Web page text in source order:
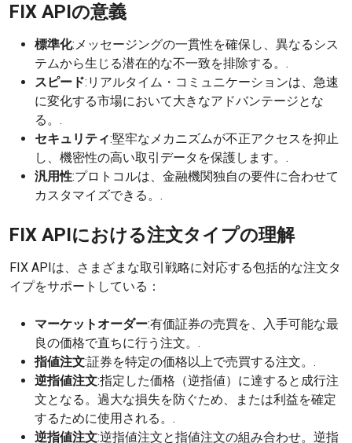
FIX APIの意義
標準化:メッセージングの一貫性を確保し、異なるシス
テムから生じる潜在的な不一致を排除する。.
スピード:リアルタイム・コミュニケーションは、急速
に変化する市場において大きなアドバンテージとな
る。.
セキュリティ:堅牢なメカニズムが不正アクセスを抑止
し、機密性の高い取引データを保護します。.
汎用性:プロトコルは、金融機関独自の要件に合わせて
カスタマイズできる。.
FIX APIにおける注文タイプの理解
FIX APIは、さまざまな取引戦略に対応する包括的な注文タ
イプをサポートしている：
マーケットオーダー:有価証券の売買を、入手可能な最
良の価格で直ちに行う注文。.
指値注文:証券を特定の価格以上で売買する注文。.
逆指値注文:指定した価格（逆指値）に達すると成行注
文となる。過大な損失を防ぐため、または利益を確定
するために使用される。.
逆指値注文:逆指値注文と指値注文の組み合わせ。逆指